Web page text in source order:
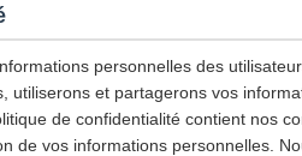
personnelles des
utiliserons et partagerons vos
de confidentialité contient nos
de vos informations personnelles.